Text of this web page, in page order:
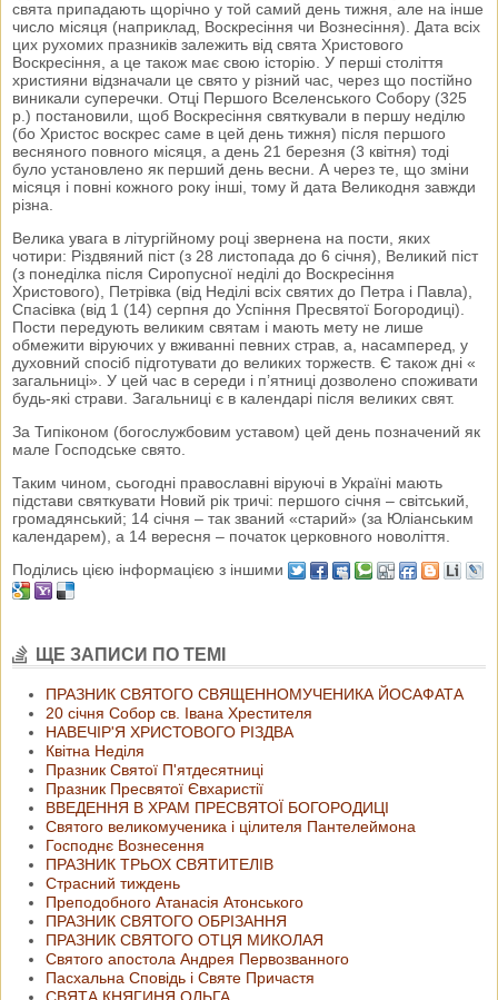
свята припадають щорічно у той самий день тижня, але на інше
число місяця (наприклад, Воскресіння чи Вознесіння). Дата всіх
цих рухомих празників залежить від свята Христового
Воскресіння, а це також має свою історію. У перші століття
християни відзначали це свято у різний час, через що постійно
виникали суперечки. Отці Першого Вселенського Собору (325
р.) постановили, щоб Воскресіння святкували в першу неділю
(бо Христос воскрес саме в цей день тижня) після першого
весняного повного місяця, а день 21 березня (3 квітня) тоді
було установлено як перший день весни. А через те, що зміни
місяця і повні кожного року інші, тому й дата Великодня завжди
різна.
Велика увага в літургійному році звернена на пости, яких
чотири: Різдвяний піст (з 28 листопада до 6 січня), Великий піст
(з понеділка після Сиропусної неділі до Воскресіння
Христового), Петрівка (від Неділі всіх святих до Петра і Павла),
Спасівка (від 1 (14) серпня до Успіння Пресвятої Богородиці).
Пости передують великим святам і мають мету не лише
обмежити віруючих у вживанні певних страв, а, насамперед, у
духовний спосіб підготувати до великих торжеств. Є також дні «
загальниці». У цей час в середи і п’ятниці дозволено споживати
будь-які страви. Загальниці є в календарі після великих свят.
За Типіконом (богослужбовим уставом) цей день позначений як
мале Господське свято.
Таким чином, сьогодні православні віруючі в Україні мають
підстави святкувати Новий рік тричі: першого січня – світський,
громадянський; 14 січня – так званий «старий» (за Юліанським
календарем), а 14 вересня – початок церковного новоліття.
Поділись цією інформацією з іншими
ЩЕ ЗАПИСИ ПО ТЕМІ
ПРАЗНИК СВЯТОГО СВЯЩЕННОМУЧЕНИКА ЙОСАФАТА
20 січня Собор св. Івана Хрестителя
НАВЕЧІР'Я ХРИСТОВОГО РІЗДВА
Квітна Неділя
Празник Святої П'ятдесятниці
Празник Пресвятої Євхаристії
ВВЕДЕННЯ В ХРАМ ПРЕСВЯТОЇ БОГОРОДИЦІ
Святого великомученика і цілителя Пантелеймона
Господнє Вознесення
ПРАЗНИК ТРЬОХ СВЯТИТЕЛІВ
Страсний тиждень
Преподобного Атанасія Атонського
ПРАЗНИК СВЯТОГО ОБРІЗАННЯ
ПРАЗНИК СВЯТОГО ОТЦЯ МИКОЛАЯ
Святого апостола Андрея Первозванного
Пасхальна Сповідь і Святе Причастя
СВЯТА КНЯГИНЯ ОЛЬГА